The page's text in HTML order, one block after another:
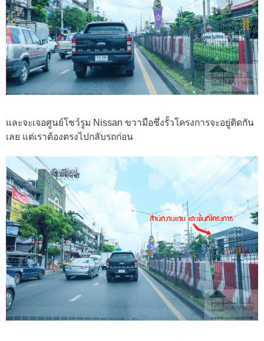
และจะเจอศูนย์โชว์รูม Nissan ขวามือซึ่งรั้วโครงการจะอยู่ติดกัน
เลย แต่เราต้องตรงไปกลับรถก่อน